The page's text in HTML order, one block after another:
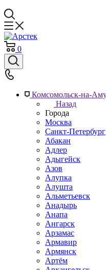
0
Комсомольск-на-
Назад
Города
Москва
Санкт-Петербург
Абакан
Адлер
Адыгейск
Азов
Алупка
Алушта
Альметьевск
Анадырь
Анапа
Ангарск
Арзамас
Армавир
Армянск
Артём